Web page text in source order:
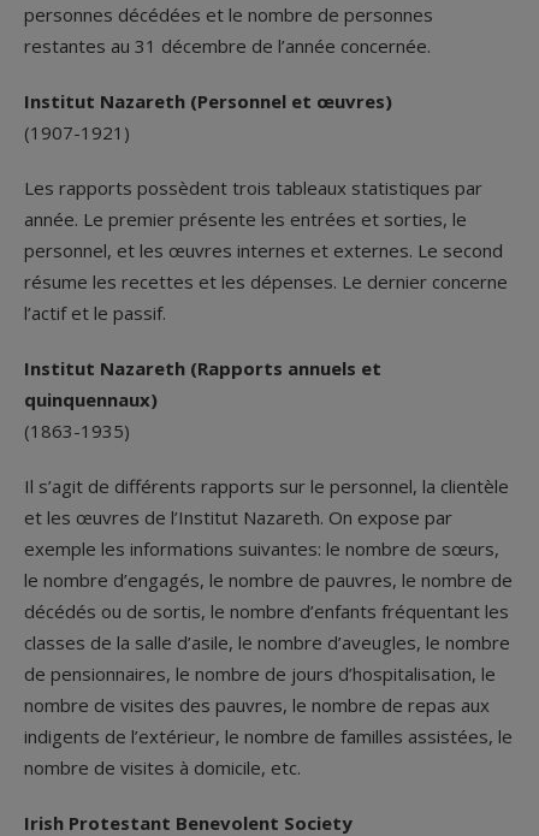
personnes décédées et le nombre de personnes
restantes au 31 décembre de l’année concernée.
Institut Nazareth (Personnel et œuvres)
(1907-1921)
Les rapports possèdent trois tableaux statistiques par
année. Le premier présente les entrées et sorties, le
personnel, et les œuvres internes et externes. Le second
résume les recettes et les dépenses. Le dernier concerne
l’actif et le passif.
Institut Nazareth (Rapports annuels et
quinquennaux)
(1863-1935)
Il s’agit de différents rapports sur le personnel, la clientèle
et les œuvres de l’Institut Nazareth. On expose par
exemple les informations suivantes: le nombre de sœurs,
le nombre d’engagés, le nombre de pauvres, le nombre de
décédés ou de sortis, le nombre d’enfants fréquentant les
classes de la salle d’asile, le nombre d’aveugles, le nombre
de pensionnaires, le nombre de jours d’hospitalisation, le
nombre de visites des pauvres, le nombre de repas aux
indigents de l’extérieur, le nombre de familles assistées, le
nombre de visites à domicile, etc.
Irish Protestant Benevolent Society